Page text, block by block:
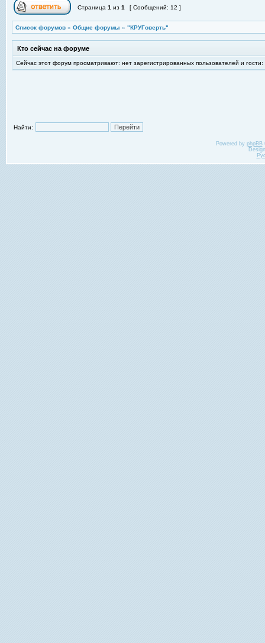
Страница 1 из 1 [ Сообщений: 12 ]
Список форумов » Общие форумы » "КРУГоверть"
Кто сейчас на форуме
Сейчас этот форум просматривают: нет зарегистрированных пользователей и гости:
Найти:
Powered by phpBB